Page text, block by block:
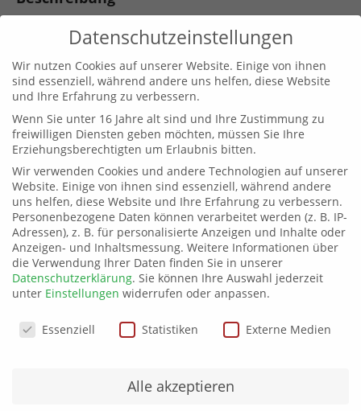
Elbrus Regenjacke UNISEX
inkl. Logodruck auf der linken Brust
Zusätzliche Informationen
Gewicht 180 g
Größe
3XS, XXS, XS, S, M, L, XL, XXL, 3XL, 4XL,
5XL
Farbe
Blau
Produktsicherheit
Datenschutzeinstellungen
Wir nutzen Cookies auf unserer Website. Einige von ihnen
sind essenziell, während andere uns helfen, diese Website
und Ihre Erfahrung zu verbessern.
Wenn Sie unter 16 Jahre alt sind und Ihre Zustimmung zu
freiwilligen Diensten geben möchten, müssen Sie Ihre
Erziehungsberechtigten um Erlaubnis bitten.
Wir verwenden Cookies und andere Technologien auf unserer
Website. Einige von ihnen sind essenziell, während andere
uns helfen, diese Website und Ihre Erfahrung zu verbessern.
Personenbezogene Daten können verarbeitet werden (z. B. IP-
Adressen), z. B. für personalisierte Anzeigen und Inhalte oder
Anzeigen- und Inhaltsmessung. Weitere Informationen über
die Verwendung Ihrer Daten finden Sie in unserer
Datenschutzerklärung. Sie können Ihre Auswahl jederzeit
unter Einstellungen widerrufen oder anpassen.
Datenschutzeinstellungen
Essenziell Statistiken Externe Medien
Alle akzeptieren